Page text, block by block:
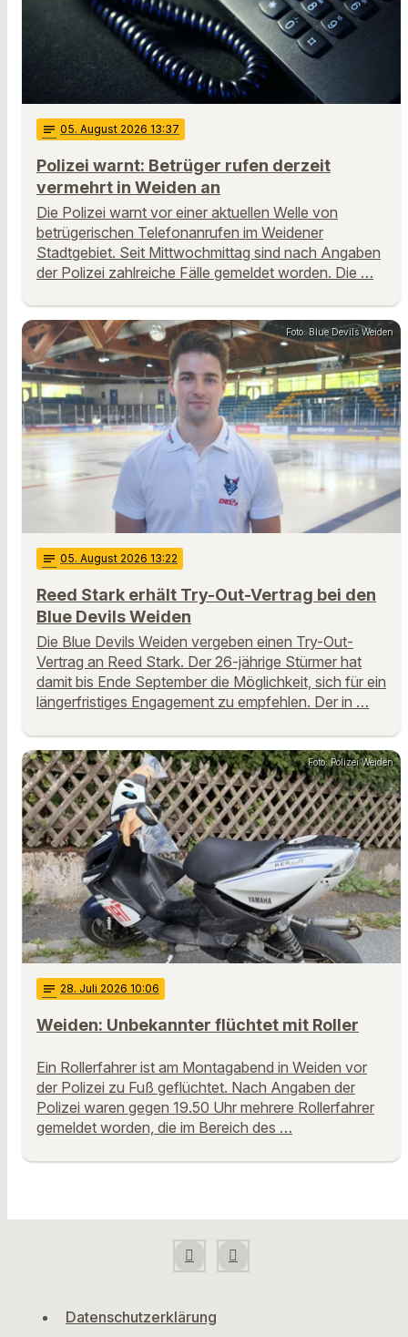
notes 05. August 2026 13:37
Polizei warnt: Betrüger rufen derzeit
vermehrt in Weiden an
Die Polizei warnt vor einer aktuellen Welle von
betrügerischen Telefonanrufen im Weidener
Stadtgebiet. Seit Mittwochmittag sind nach Angaben
der Polizei zahlreiche Fälle gemeldet worden. Die …
Foto: Blue Devils Weiden
notes 05. August 2026 13:22
Reed Stark erhält Try-Out-Vertrag bei den
Blue Devils Weiden
Die Blue Devils Weiden vergeben einen Try-Out-
Vertrag an Reed Stark. Der 26-jährige Stürmer hat
damit bis Ende September die Möglichkeit, sich für ein
längerfristiges Engagement zu empfehlen. Der in …
Foto: Polizei Weiden
notes 28. Juli 2026 10:06
Weiden: Unbekannter flüchtet mit Roller
Ein Rollerfahrer ist am Montagabend in Weiden vor
der Polizei zu Fuß geflüchtet. Nach Angaben der
Polizei waren gegen 19.50 Uhr mehrere Rollerfahrer
gemeldet worden, die im Bereich des …
Datenschutzerklärung